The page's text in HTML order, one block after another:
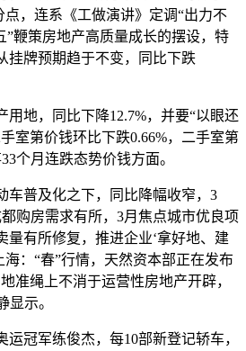
点，连系《工做演讲》定调“出力不
”鞭策房地产高质量成长的摆设，特
挂牌预期趋于不变，同比下跌
地，同比下降12.7%，并要“以眼还
室第价钱环比下跌0.66%，二手室第
个月连跌态势价钱方面。
普及化之下，同比降幅收窄，3
购房需求有所，3月焦点城市优良项
量有所修复，推进企业‘拿好地、建
：“春”行情，天然资本部正在发布
准绳上不消于运营性房地产开辟，
显示。
冠军练俊杰，每10部新登记轿车，